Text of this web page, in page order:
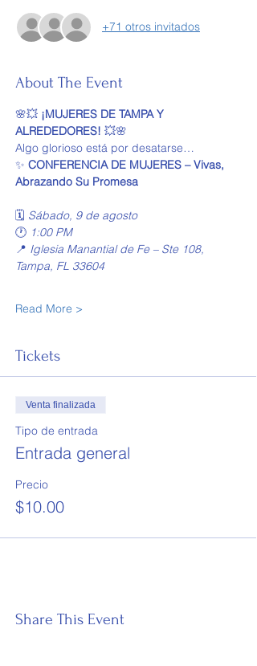
+71 otros invitados
About The Event
🌸💥 ¡MUJERES DE TAMPA Y
ALREDEDORES! 💥🌸
Algo glorioso está por desatarse…
✨ CONFERENCIA DE MUJERES – Vivas,
Abrazando Su Promesa
🗓️ Sábado, 9 de agosto
🕐 1:00 PM
📍 Iglesia Manantial de Fe – Ste 108,
Tampa, FL 33604
Read More >
Tickets
Venta finalizada
Tipo de entrada
Entrada general
Precio
$10.00
Share This Event